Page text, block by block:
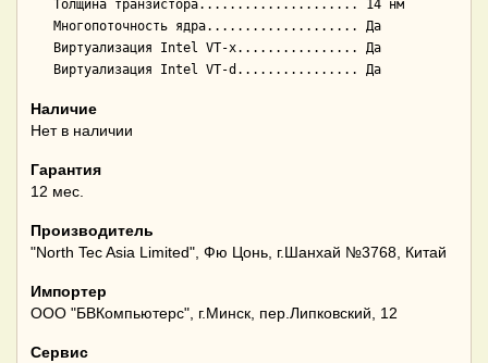
Наличие
Нет в наличии
Гарантия
12 мес.
Производитель
"North Tec Asia Limited", Фю Цонь, г.Шанхай №3768, Китай
Импортер
ООО "БВКомпьютерс", г.Минск, пер.Липковский, 12
Сервис